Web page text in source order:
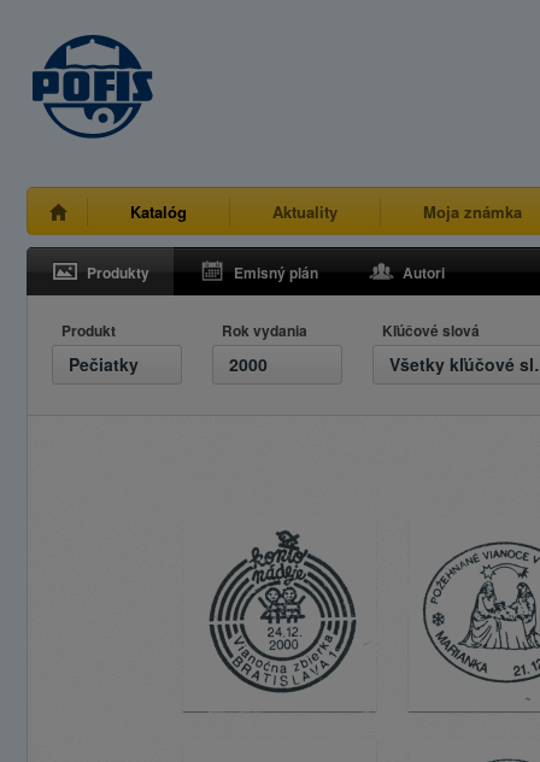
Katalóg Aktuality Moja známka
Produkty Emisný plán Autori
Produkt
Pečiatky
Rok vydania
2000
Kľúčové slová